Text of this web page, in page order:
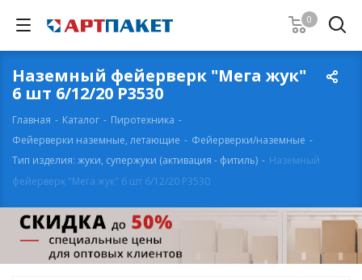
0
Наземный фейерверк "Мега жук"
6 шт 6/12/20 Р3530
Главная - Каталог - Пиротехника -
Фейерверки наземные, летающие - Фейерверки/наземные -
Тип изделия: жуки, супержуки (активация - фитиль) - Наземный
фейерверк "Мега жук" 6 шт 6/12/20 Р3530